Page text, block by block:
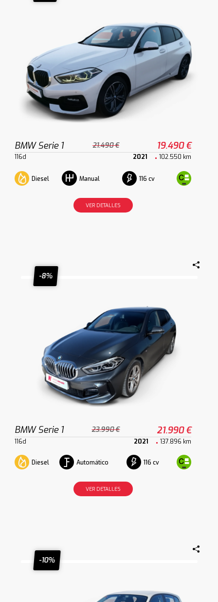
BMW Serie 1 21.490 € 19.490 €
116d 2021 102.550 km
Diesel Manual 116 cv
VER DETALLES
-8%
BMW Serie 1 23.990 € 21.990 €
116d 2021 137.896 km
Diesel Automático 116 cv
VER DETALLES
-10%